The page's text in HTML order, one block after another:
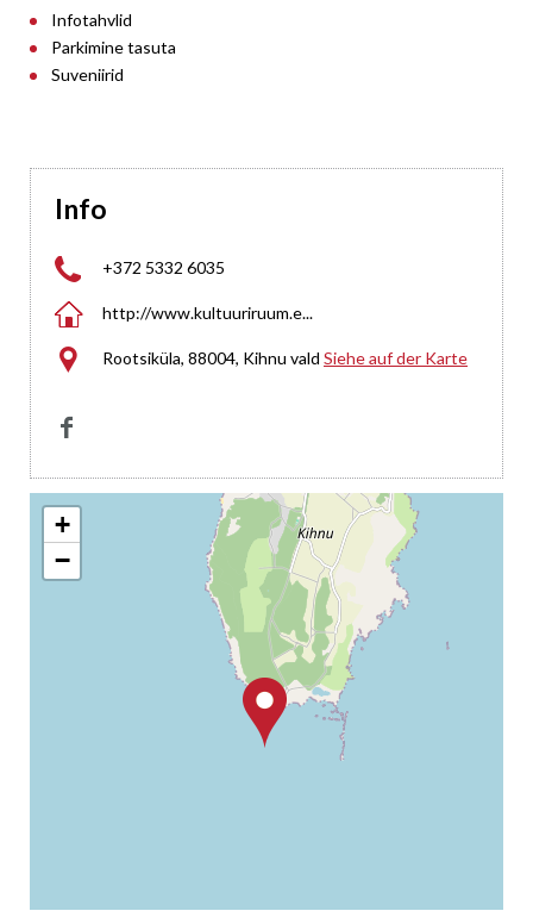
Infotahvlid
Parkimine tasuta
Suveniirid
Info
 +372 5332 6035
 http://www.kultuuriruum.e...
 Rootsiküla, 88004, Kihnu vald Siehe auf der Karte

+
−